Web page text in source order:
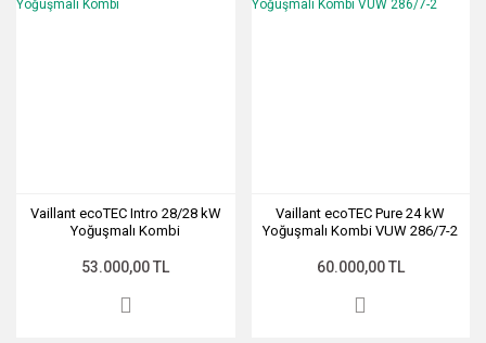
Vaillant ecoTEC Intro 28/28 kW
Yoğuşmalı Kombi
53.000,00 TL
Vaillant ecoTEC Pure 24 kW
Yoğuşmalı Kombi VUW 286/7-2
60.000,00 TL